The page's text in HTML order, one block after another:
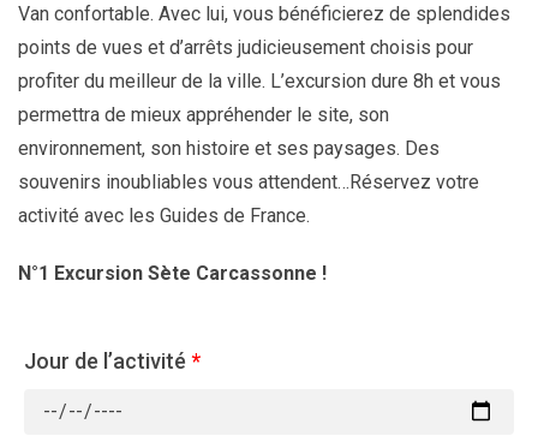
Van confortable. Avec lui, vous bénéficierez de splendides
points de vues et d’arrêts judicieusement choisis pour
profiter du meilleur de la ville. L’excursion dure 8h et vous
permettra de mieux appréhender le site, son
environnement, son histoire et ses paysages. Des
souvenirs inoubliables vous attendent…Réservez votre
activité avec les Guides de France.
N°1 Excursion Sète Carcassonne !
Jour de l’activité *